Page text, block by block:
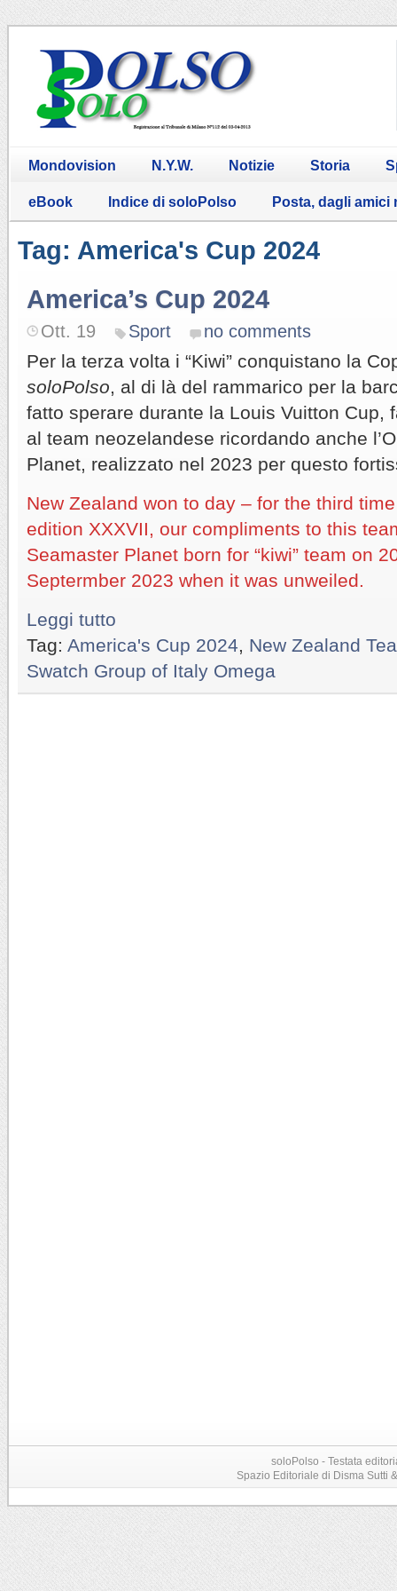
Mondovision N.Y.W. Notizie Storia
eBook Indice di soloPolso Posta, dagli amici
Tag: America's Cup 2024
America’s Cup 2024
Ott. 19 Sport no comments
Per la terza volta i “Kiwi” conquistano la
soloPolso , al di là del rammarico per la
fatto sperare durante la Louis Vuitton Cup,
al team neozelandese ricordando anche
Planet, realizzato nel 2023 per questo
New Zealand won to day – for the third
edition XXXVII, our compliments to this
Seamaster Planet born for “kiwi” team on
Septermber 2023 when it was unweiled.
Leggi tutto
Tag: America's Cup 2024
New Zealand
Swatch Group of Italy Omega
soloPolso - Testata
Spazio Editoriale di Disma Sutti